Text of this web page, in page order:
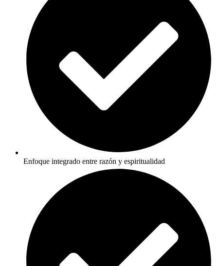
Enfoque integrado entre razón y espiritualidad